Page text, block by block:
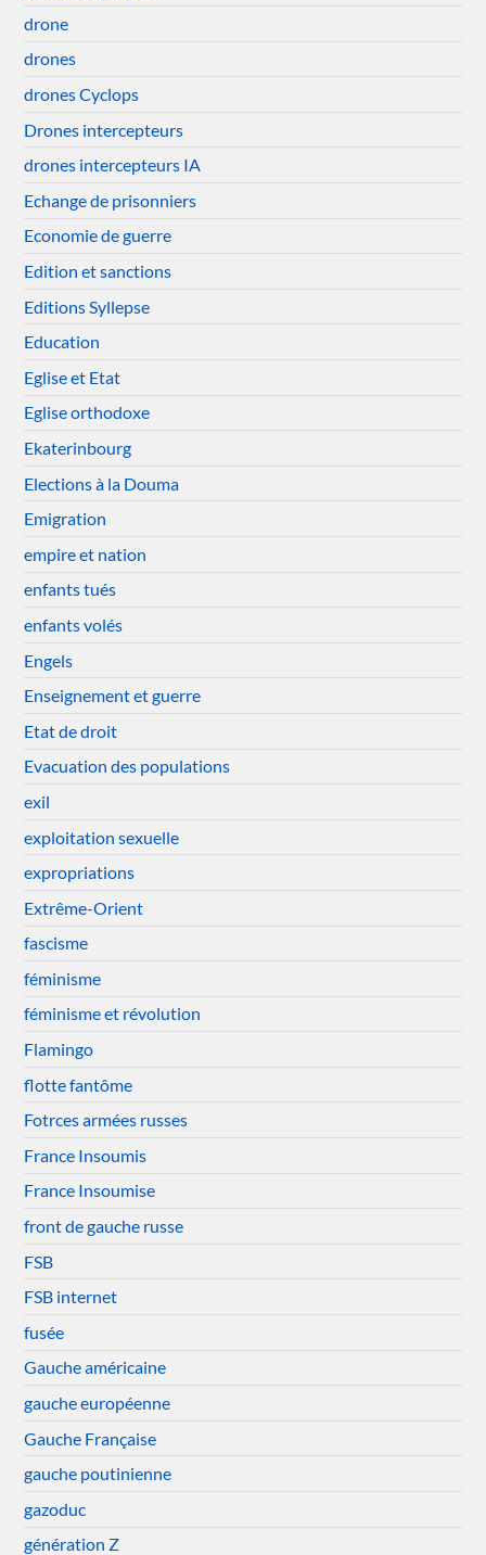
drone
drones
drones Cyclops
Drones intercepteurs
drones intercepteurs IA
Echange de prisonniers
Economie de guerre
Edition et sanctions
Editions Syllepse
Education
Eglise et Etat
Eglise orthodoxe
Ekaterinbourg
Elections à la Douma
Emigration
empire et nation
enfants tués
enfants volés
Engels
Enseignement et guerre
Etat de droit
Evacuation des populations
exil
exploitation sexuelle
expropriations
Extrême-Orient
fascisme
féminisme
féminisme et révolution
Flamingo
flotte fantôme
Fotrces armées russes
France Insoumis
France Insoumise
front de gauche russe
FSB
FSB internet
fusée
Gauche américaine
gauche européenne
Gauche Française
gauche poutinienne
gazoduc
génération Z